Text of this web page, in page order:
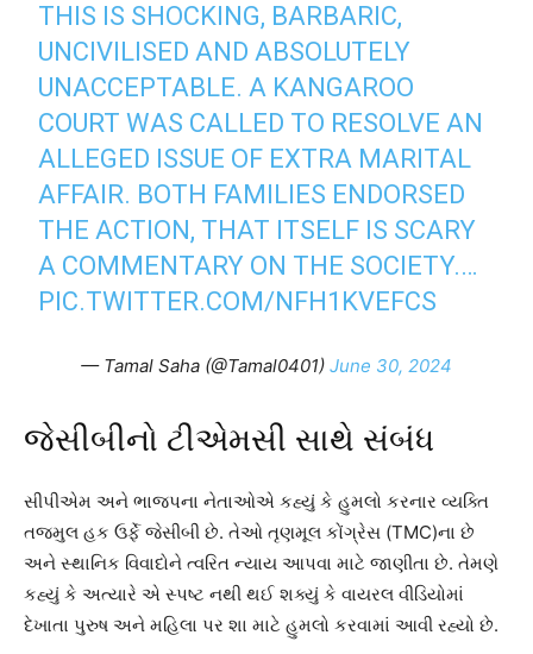
THIS IS SHOCKING, BARBARIC,
UNCIVILISED AND ABSOLUTELY
UNACCEPTABLE. A KANGAROO
COURT WAS CALLED TO RESOLVE AN
ALLEGED ISSUE OF EXTRA MARITAL
AFFAIR. BOTH FAMILIES ENDORSED
THE ACTION, THAT ITSELF IS SCARY
A COMMENTARY ON THE SOCIETY.…
PIC.TWITTER.COM/NFH1KVEFCS
— Tamal Saha (@Tamal0401) June 30, 2024
જેસીબીનો ટીએમસી સાથે સંબંધ
સીપીએમ અને ભાજપના નેતાઓએ કહ્યું કે હુમલો કરનાર વ્યક્તિ
તજમુલ હક ઉર્ફે જેસીબી છે. તેઓ તૃણમૂલ કોંગ્રેસ (TMC)ના છે
અને સ્થાનિક વિવાદોને ત્વરિત ન્યાય આપવા માટે જાણીતા છે. તેમણે
કહ્યું કે અત્યારે એ સ્પષ્ટ નથી થઈ શક્યું કે વાયરલ વીડિયોમાં
દેખાતા પુરુષ અને મહિલા પર શા માટે હુમલો કરવામાં આવી રહ્યો છે.